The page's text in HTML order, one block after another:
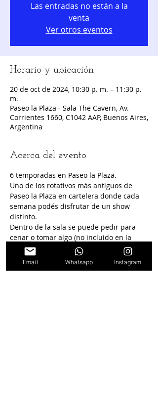
Las entradas no están a la
venta
Ver otros eventos
Horario y ubicación
20 de oct de 2024, 10:30 p. m. – 11:30 p.
m.
Paseo la Plaza - Sala The Cavern, Av.
Corrientes 1660, C1042 AAP, Buenos Aires,
Argentina
Acerca del evento
6 temporadas en Paseo la Plaza.
Uno de los rotativos más antiguos de
Paseo la Plaza en cartelera donde cada
semana podés disfrutar de un show
distinto.
Dentro de la sala se puede pedir para
cenar o tomar algo (no incluido en la
entrada)
Email Whatsapp Instagram